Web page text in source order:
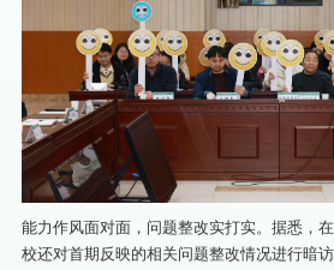
能力作风面对面，问题整改实打实。据悉，
校还对首期反映的相关问题整改情况进行暗